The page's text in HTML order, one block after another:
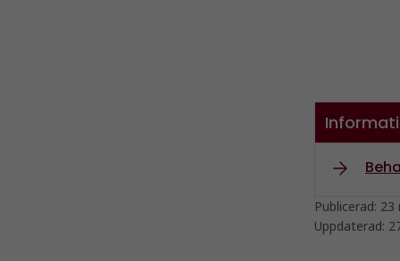
Publicerad: 23
Uppdaterad: